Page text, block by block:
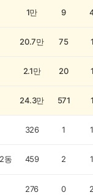
1만 9
20.7만 75
2.1만 20
24.3만 571
326 1
동 459 2
276 0